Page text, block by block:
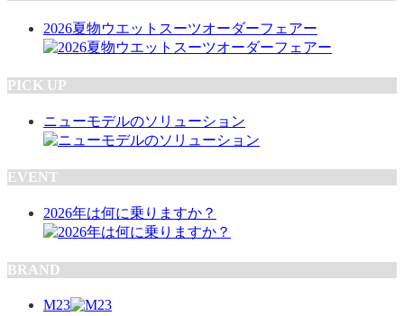
2026夏物ウエットスーツオーダーフェアー
PICK UP
ニューモデルのソリューション
EVENT
2026年は何に乗りますか？
BRAND
M23